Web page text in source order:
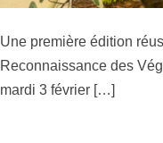
Une première édition
Reconnaissance des
mardi 3 février […]